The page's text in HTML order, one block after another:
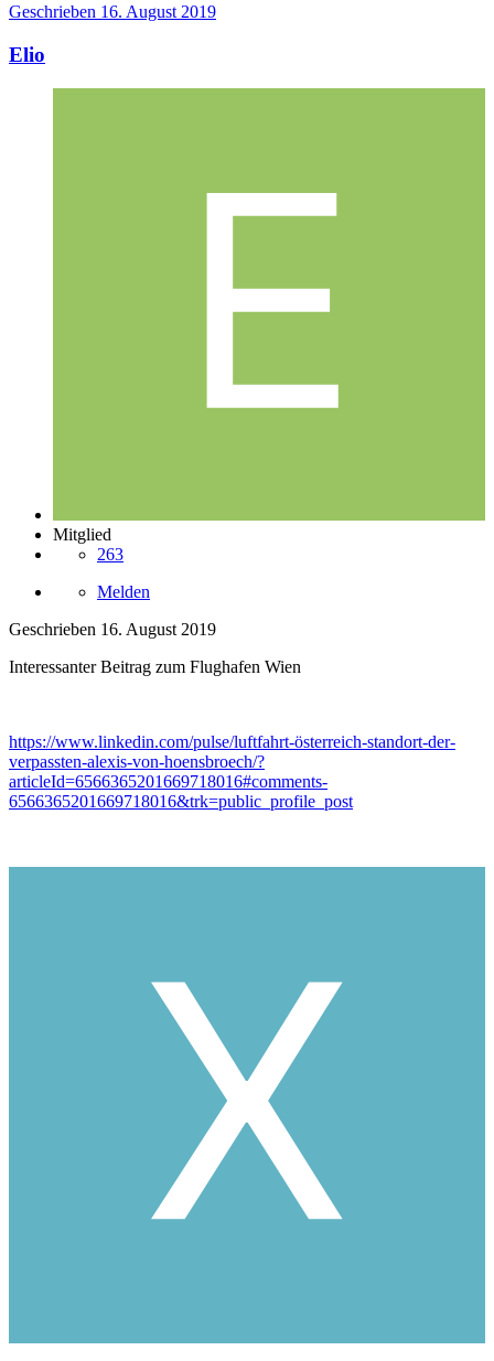
Geschrieben 16. August 2019
Elio
Mitglied
263
Melden
Geschrieben 16. August 2019
Interessanter Beitrag zum Flughafen Wien
https://www.linkedin.com/pulse/luftfahrt-österreich-standort-der-
verpassten-alexis-von-hoensbroech/?
articleId=6566365201669718016#comments-
6566365201669718016&trk=public_profile_post